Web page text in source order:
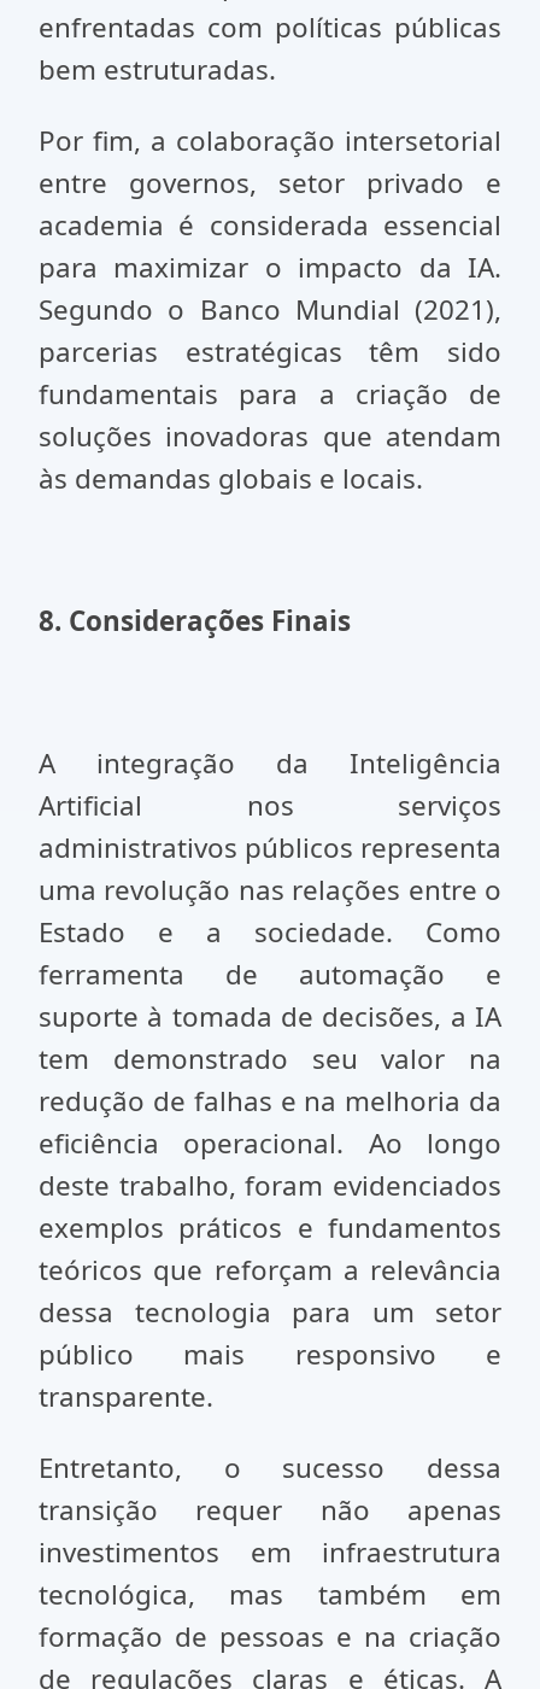
enfrentadas com políticas públicas
bem estruturadas.
Por fim, a colaboração intersetorial
entre governos, setor privado e
academia é considerada essencial
para maximizar o impacto da IA.
Segundo o Banco Mundial (2021),
parcerias estratégicas têm sido
fundamentais para a criação de
soluções inovadoras que atendam
às demandas globais e locais.
8. Considerações Finais
A integração da Inteligência
Artificial nos serviços
administrativos públicos representa
uma revolução nas relações entre o
Estado e a sociedade. Como
ferramenta de automação e
suporte à tomada de decisões, a IA
tem demonstrado seu valor na
redução de falhas e na melhoria da
eficiência operacional. Ao longo
deste trabalho, foram evidenciados
exemplos práticos e fundamentos
teóricos que reforçam a relevância
dessa tecnologia para um setor
público mais responsivo e
transparente.
Entretanto, o sucesso dessa
transição requer não apenas
investimentos em infraestrutura
tecnológica, mas também em
formação de pessoas e na criação
de regulações claras e éticas. A